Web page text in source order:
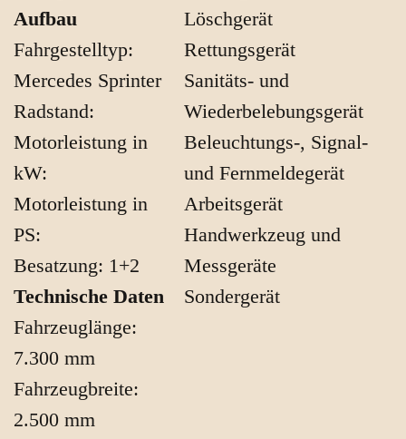
Aufbau
Fahrgestelltyp:
Mercedes Sprinter
Radstand:
Motorleistung in
kW:
Motorleistung in
PS:
Besatzung: 1+2
Technische Daten
Fahrzeuglänge:
7.300 mm
Fahrzeugbreite:
2.500 mm
Löschgerät
Rettungsgerät
Sanitäts- und
Wiederbelebungsgerät
Beleuchtungs-, Signal-
und Fernmeldegerät
Arbeitsgerät
Handwerkzeug und
Messgeräte
Sondergerät